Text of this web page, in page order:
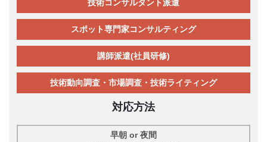
技術コンサルタント派遣
スポット専門家コンサルティング
講師派遣(社員研修)
技術動向調査・市場調査・技術ライティング
対応方法
早朝 or 夜間